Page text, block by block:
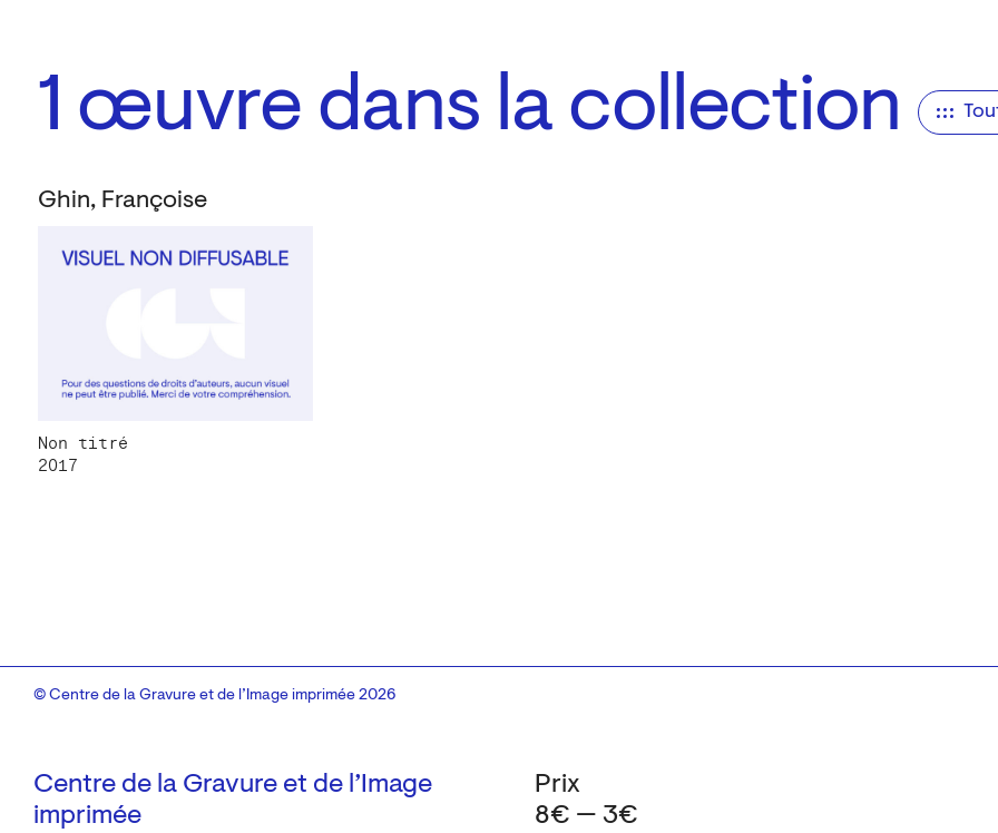
1 œuvre dans la collection
Ghin, Françoise
Non titré
2017
Centre de la Gravure et de l’Image
imprimée
Prix
8€ — 3€
© Centre de la Gravure et de l’Image imprimée 2026